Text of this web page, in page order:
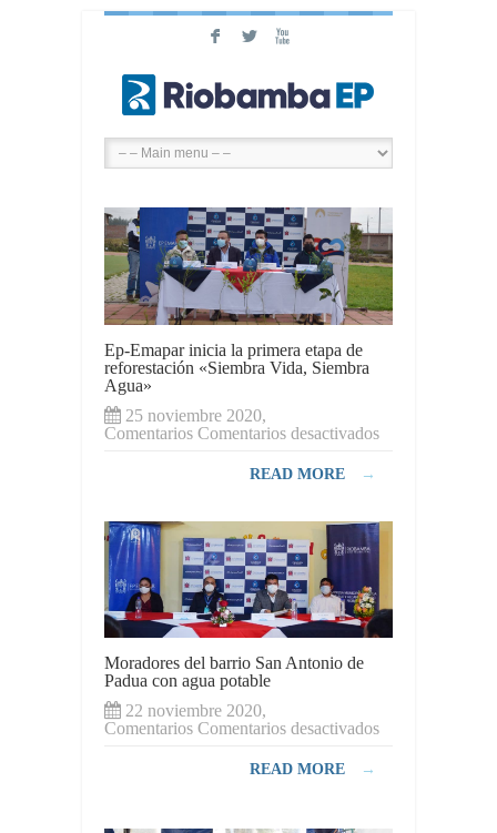
F L X
Ep-Emapar inicia la primera etapa de
reforestación «Siembra Vida, Siembra
Agua»
25 noviembre 2020,
Comentarios Comentarios desactivadosen
primera
etapa
Vida,
READ MORE →
Moradores del barrio San Antonio de
Padua con agua potable
22 noviembre 2020,
Comentarios Comentarios desactivadosen
READ MORE →